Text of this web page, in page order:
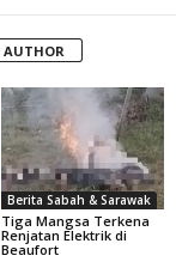
AUTHOR
Berita Sabah & Sarawak
Tiga Mangsa Terkena
Renjatan Elektrik di
Beaufort